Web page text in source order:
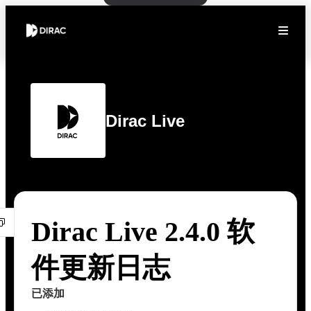
Dirac Live
Dirac Live 2.4.0 软
件更新日志
已添加